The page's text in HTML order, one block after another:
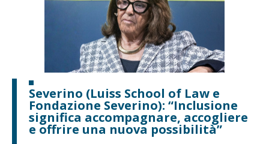
Severino (Luiss School of Law e
Fondazione Severino): “Inclusione
significa accompagnare, accogliere
e offrire una nuova possibilità”